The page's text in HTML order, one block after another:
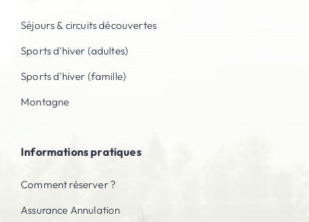
Séjours & circuits découvertes
Sports d'hiver (adultes)
Sports d'hiver (famille)
Montagne
Informations pratiques
Comment réserver ?
Assurance Annulation